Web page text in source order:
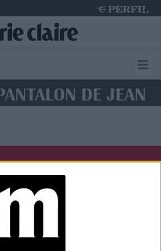
DE JEAN
Caras Noticias